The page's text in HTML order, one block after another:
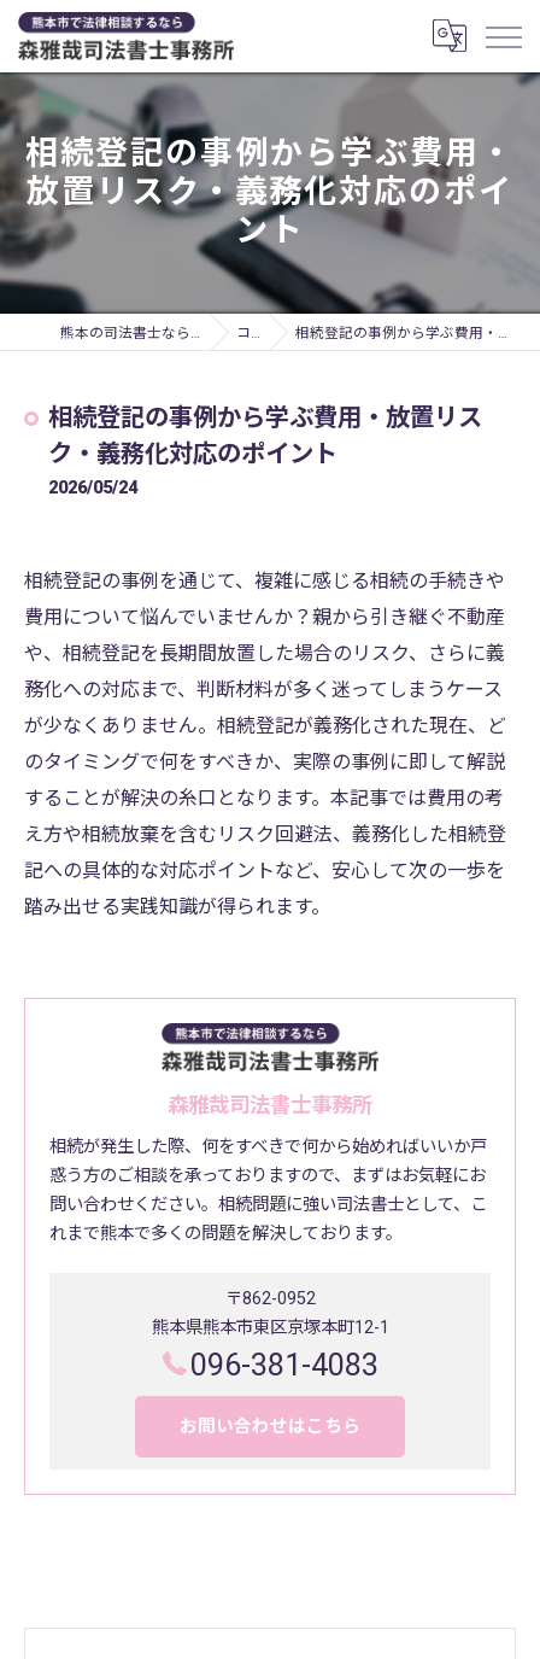
相続登記の事例から学ぶ費用・
放置リスク・義務化対応のポイ
ント
熊本の司法書士なら森雅哉司法書士事務所 コラム 相続登記の事例から学ぶ費用・放置リスク・義務化対応のポイント
相続登記の事例から学ぶ費用・放置リス
ク・義務化対応のポイント
2026/05/24
相続登記の事例を通じて、複雑に感じる相続の手続きや
費用について悩んでいませんか？親から引き継ぐ不動産
や、相続登記を長期間放置した場合のリスク、さらに義
務化への対応まで、判断材料が多く迷ってしまうケース
が少なくありません。相続登記が義務化された現在、ど
のタイミングで何をすべきか、実際の事例に即して解説
することが解決の糸口となります。本記事では費用の考
え方や相続放棄を含むリスク回避法、義務化した相続登
記への具体的な対応ポイントなど、安心して次の一歩を
踏み出せる実践知識が得られます。
森雅哉司法書士事務所
相続が発生した際、何をすべきで何から始めればいいか戸
惑う方のご相談を承っておりますので、まずはお気軽にお
問い合わせください。相続問題に強い司法書士として、こ
れまで熊本で多くの問題を解決しております。
〒862-0952
熊本県熊本市東区京塚本町12-1
096-381-4083
お問い合わせはこちら